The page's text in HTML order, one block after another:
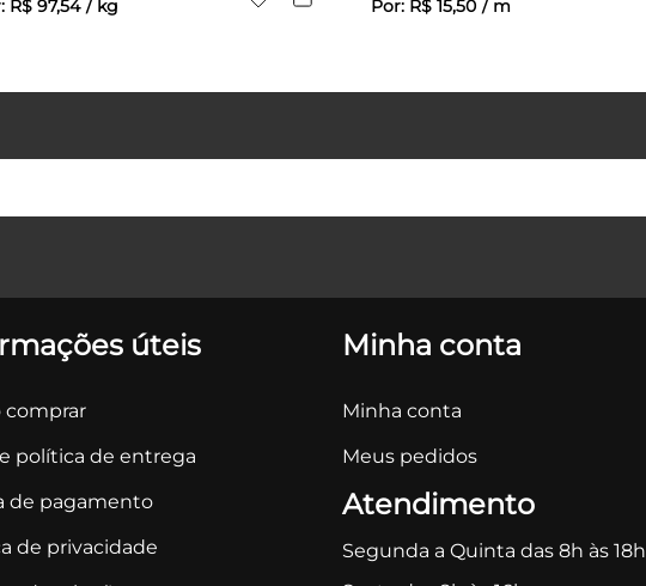
R$ 97,54 / kg
Por: R$ 15,50 / m
úteis
comprar
política de entrega
de pagamento
de privacidade
Minha conta
Minha conta
Meus pedidos
Atendimento
Segunda a Quinta das 8h às 18h